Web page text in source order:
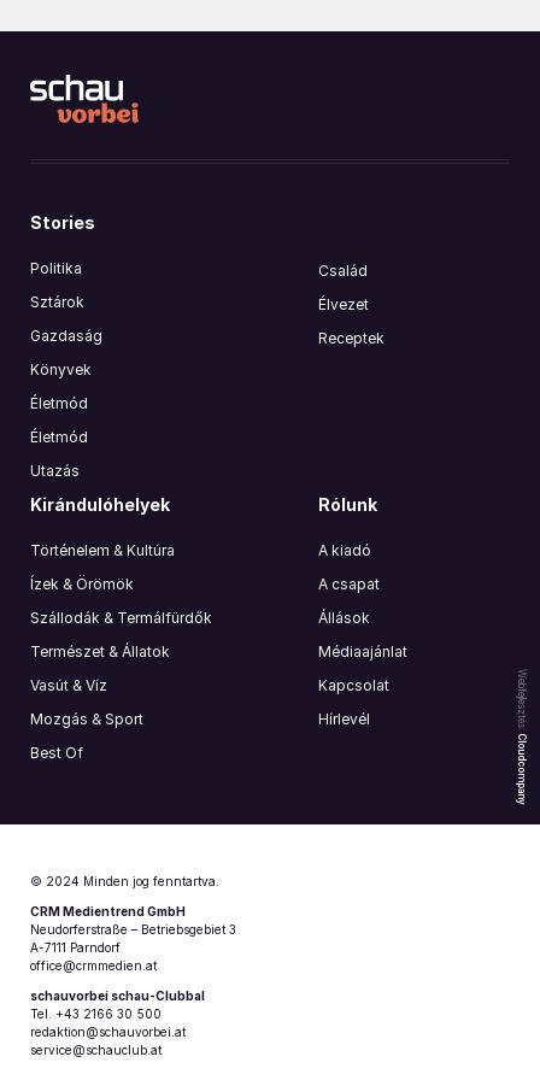
Webfejlesztés:
Cloudcompany
Stories
Politika
Sztárok
Gazdaság
Könyvek
Életmód
Életmód
Utazás
Család
Élvezet
Receptek
Kirándulóhelyek
Történelem & Kultúra
Ízek & Örömök
Szállodák & Termálfürdők
Természet & Állatok
Vasút & Víz
Mozgás & Sport
Best Of
Rólunk
A kiadó
A csapat
Állások
Médiaajánlat
Kapcsolat
Hírlevél
© 2024 Minden jog fenntartva.
CRM Medientrend GmbH
Neudorferstraße – Betriebsgebiet 3
A-7111 Parndorf
office@crmmedien.at
schauvorbei schau-Clubbal
Tel. +43 2166 30 500
redaktion@schauvorbei.at
service@schauclub.at